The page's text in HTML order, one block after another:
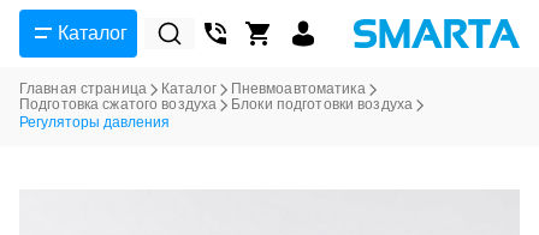
Каталог
Главная страница Каталог
Пневмоавтоматика
Подготовка сжатого воздуха
Блоки подготовки воздуха
Регуляторы давления